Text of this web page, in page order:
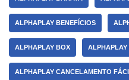
ALPHAPLAY BENEFÍCIOS
ALPHAPLAY BOX ALPHAPLAY
ALPHAPLAY CANCELAMENTO